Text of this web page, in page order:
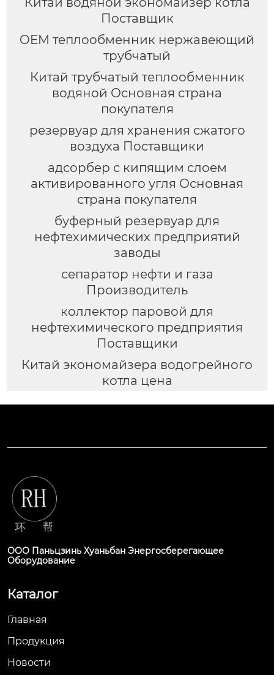
Поставщик
OEM теплообменник нержавеющий
трубчатый
Китай трубчатый теплообменник
водяной Основная страна
покупателя
резервуар для хранения сжатого
воздуха Поставщики
адсорбер с кипящим слоем
активированного угля Основная
страна покупателя
буферный резервуар для
нефтехимических предприятий
заводы
сепаратор нефти и газа
Производитель
коллектор паровой для
нефтехимического предприятия
Поставщики
Китай экономайзера водогрейного
котла цена
ООО Паньцзинь Хуаньбан Энергосберегающее
Оборудование
Каталог
Главная
Продукция
Новости